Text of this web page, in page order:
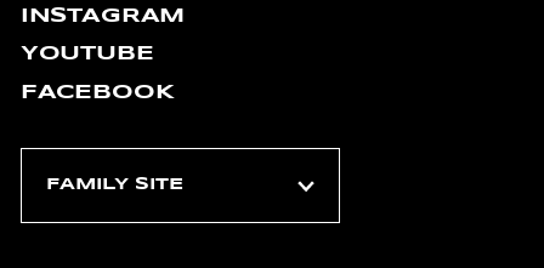
INSTAGRAM
YOUTUBE
FACEBOOK